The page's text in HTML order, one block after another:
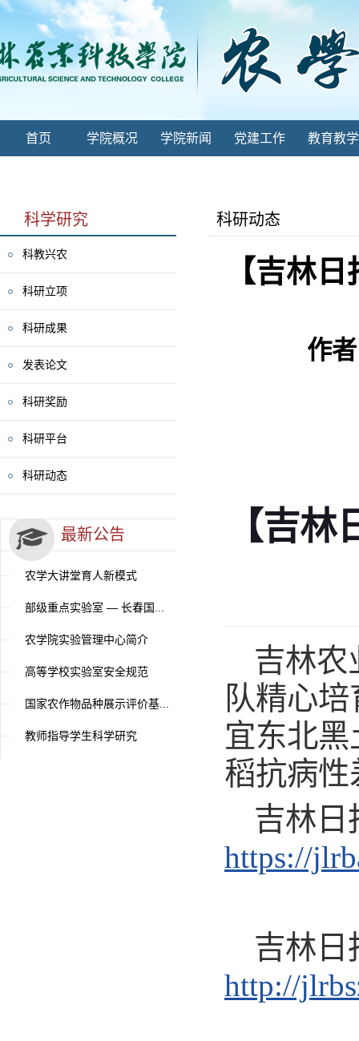
首页 学院概况 学院新闻 党建工作 教育教学
科学研究
科教兴农
科研立项
科研成果
发表论文
科研奖励
科研平台
科研动态
最新公告
农学大讲堂育人新模式
部级重点实验室 — 长春国...
农学院实验管理中心简介
高等学校实验室安全规范
国家农作物品种展示评价基...
教师指导学生科学研究
科研动态
【吉林
作
【吉
吉林农
队精心
宜东北
稻抗病
吉林日
https://
吉林日
http://